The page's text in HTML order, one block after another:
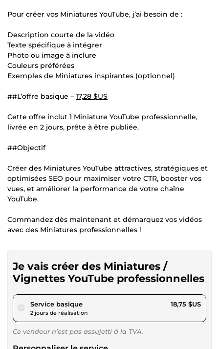
Pour créer vos Miniatures YouTube, j’ai besoin de :
Description courte de la vidéo
Texte spécifique à intégrer
Photo ou image à inclure
Couleurs préférées
Exemples de Miniatures inspirantes (optionnel)
##L’offre basique – 17,28 $US
Cette offre inclut 1 Miniature YouTube professionnelle,
livrée en 2 jours, prête à être publiée.
##Objectif
Créer des Miniatures YouTube attractives, stratégiques et
optimisées SEO pour maximiser votre CTR, booster vos
vues, et améliorer la performance de votre chaîne
YouTube.
Commandez dès maintenant et démarquez vos vidéos
avec des Miniatures professionnelles !
Je vais créer des Miniatures /
Vignettes YouTube professionnelles
Service basiquepour 17,28 $US
2 jours de réalisation
18,75 $US
Ce vendeur n’est pas assujetti à la TVA.